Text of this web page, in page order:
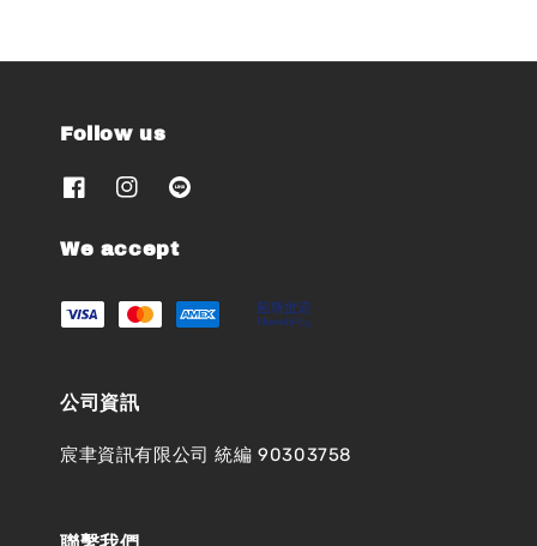
Follow us
We accept
公司資訊
宸聿資訊有限公司 統編 90303758